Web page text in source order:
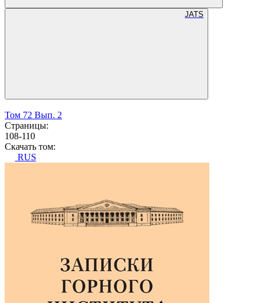
JATS
Том 72 Вып. 2
Страницы:
108-110
Скачать том:
RUS